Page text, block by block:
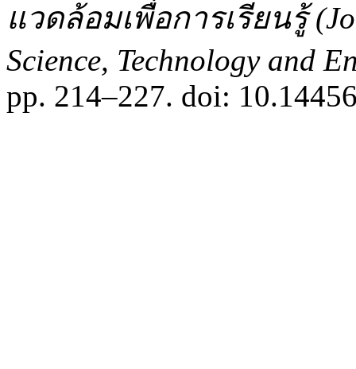
แวดล้อมเพื่อการเรียนรู้
Science, Technology and
pp. 214–227. doi: